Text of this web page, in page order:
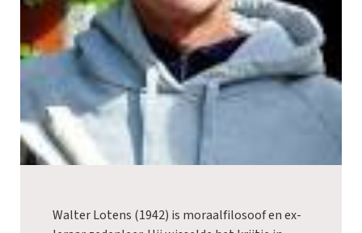
Walter Lotens (1942) is moraalfilosoof en ex-